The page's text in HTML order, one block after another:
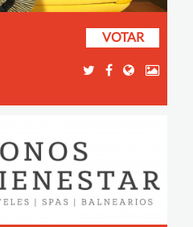
VOTAR